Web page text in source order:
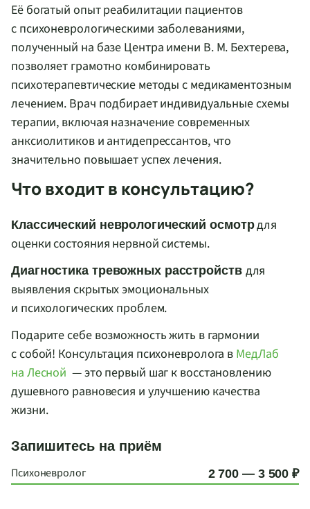
Её богатый опыт реабилитации пациентов
с психоневрологическими заболеваниями,
полученный на базе Центра имени В. М. Бехтерева,
позволяет грамотно комбинировать
психотерапевтические методы с медикаментозным
лечением. Врач подбирает индивидуальные схемы
терапии, включая назначение современных
анксиолитиков и антидепрессантов, что
значительно повышает успех лечения.
Что входит в консультацию?
Классический неврологический осмотрдля
оценки состояния нервной системы.
Диагностика тревожных расстройств для
выявления скрытых эмоциональных
и психологических проблем.
Подарите себе возможность жить в гармонии
с собой! Консультация психоневролога в МедЛаб
на Лесной — это первый шаг к восстановлению
душевного равновесия и улучшению качества
жизни.
Запишитесь на приём
Психоневролог
2 700 — 3 500 ₽